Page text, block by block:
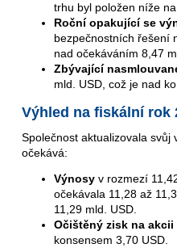
trhu byl položen níže
Roční opakující se
bezpečnostních řešení
nad očekáváním 8,47
Zbývající
mld. USD, což je nad
Výhled na fiskální rok
Společnost aktualizovala
očekává:
Výnosy v rozmezí
očekávala 11,28 až
11,29 mld. USD.
Očištěný zisk na akcii
konsensem 3,70 USD.